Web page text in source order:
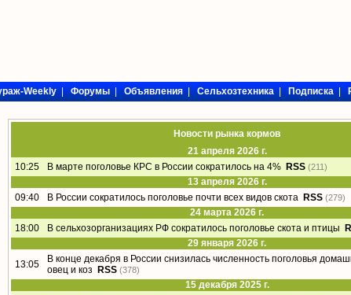
Weekly|Форумы|Объявления|Сельхозтехника|Подписка|
Новости рынка кормов
21 апреля 2026 г.
10:25
В марте поголовье КРС в России сократилось на 4% RSS (211)
13 апреля 2026 г.
09:40
В России сократилось поголовье почти всех видов скота RSS (279)
24 марта 2026 г.
18:00
В сельхозорганизациях РФ сократилось поголовье скота и птицы
29 января 2026 г.
13:05
В конце декабря в России снизилась численность поголовья
овец и коз
RSS (378)
15 декабря 2025 г.